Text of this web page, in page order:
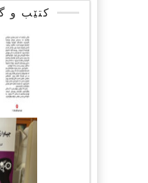
کتێب و